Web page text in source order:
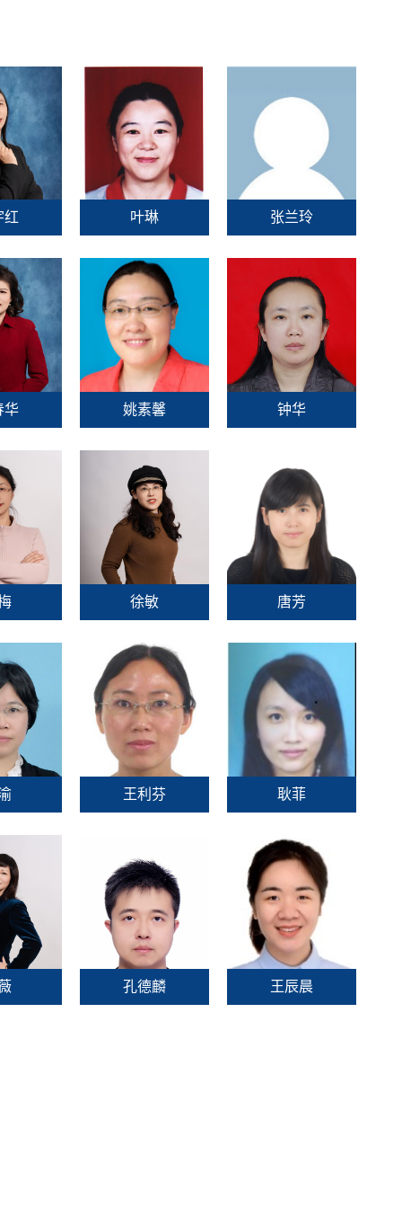
红 叶琳 张兰玲
华 姚素馨 钟华
徐敏 唐芳
王利芬 耿菲
孔德麟 王辰晨